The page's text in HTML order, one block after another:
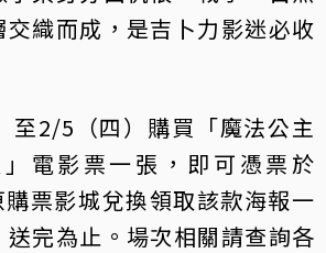
織而成，是吉卜力影迷必收
至2/5（四）購買「魔法公主
電影票一張，即可憑票於
票影城兌換領取該款海報一
完為止。場次相關請查詢各